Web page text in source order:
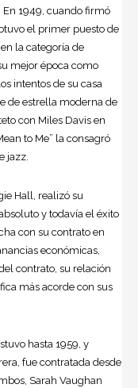
En 1949, cuando firmó
el primer puesto de
la categoría de
mejor época como
intentos de su casa
de estrella moderna de
con Miles Davis en
to Me” la consagró
jazz.
Hall, realizó su
y todavía el éxito
con su contrato en
económicas,
contrato, su relación
más acorde con sus
hasta 1959, y
fue contratada desde
Sarah Vaughan